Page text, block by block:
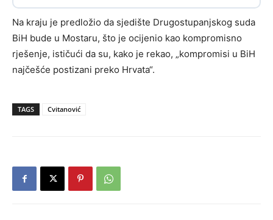
Na kraju je predložio da sjedište Drugostupanjskog suda
BiH bude u Mostaru, što je ocijenio kao kompromisno
rješenje, ističući da su, kako je rekao, „kompromisi u BiH
najčešće postizani preko Hrvata“.
TAGS Cvitanović